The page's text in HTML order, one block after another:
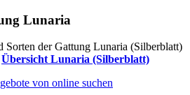
Lunaria
Sorten der Gattung Lunaria (Silberblatt)
Übersicht Lunaria (Silberblatt)
von online suchen